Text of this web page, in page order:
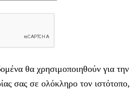
θα χρησιμοποιηθούν για την
σας σε ολόκληρο τον ιστότοπο,